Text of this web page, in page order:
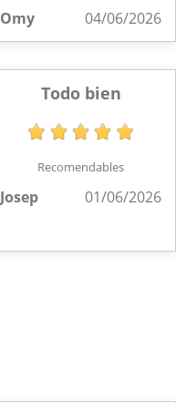
Omy 04/06/2026
Todo bien
Recomendables
Josep 01/06/2026